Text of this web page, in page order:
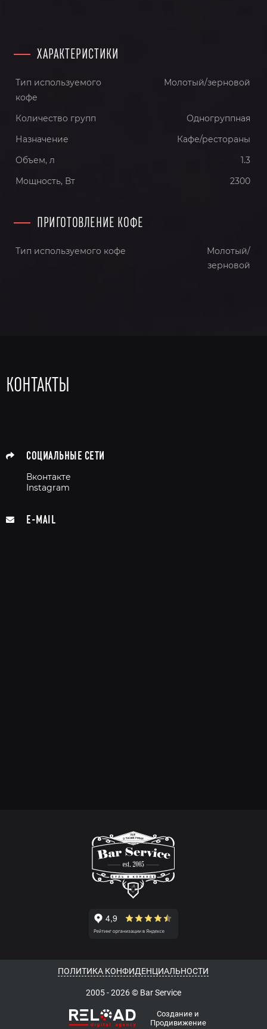
ХАРАКТЕРИСТИКИ
Тип используемого
кофе
Молотый/зерновой
Количество групп
Одногруппная
Назначение
Кафе/рестораны
Объем, л
1.3
Мощность, Вт
2300
ПРИГОТОВЛЕНИЕ КОФЕ
Тип используемого кофе
Молотый/
зерновой
КОНТАКТЫ
СОЦИАЛЬНЫЕ СЕТИ
Вконтакте
Instagram
E-MAIL
ПОЛИТИКА КОНФИДЕНЦИАЛЬНОСТИ
2005 - 2026 © Bar Service
Создание и
Продивижение